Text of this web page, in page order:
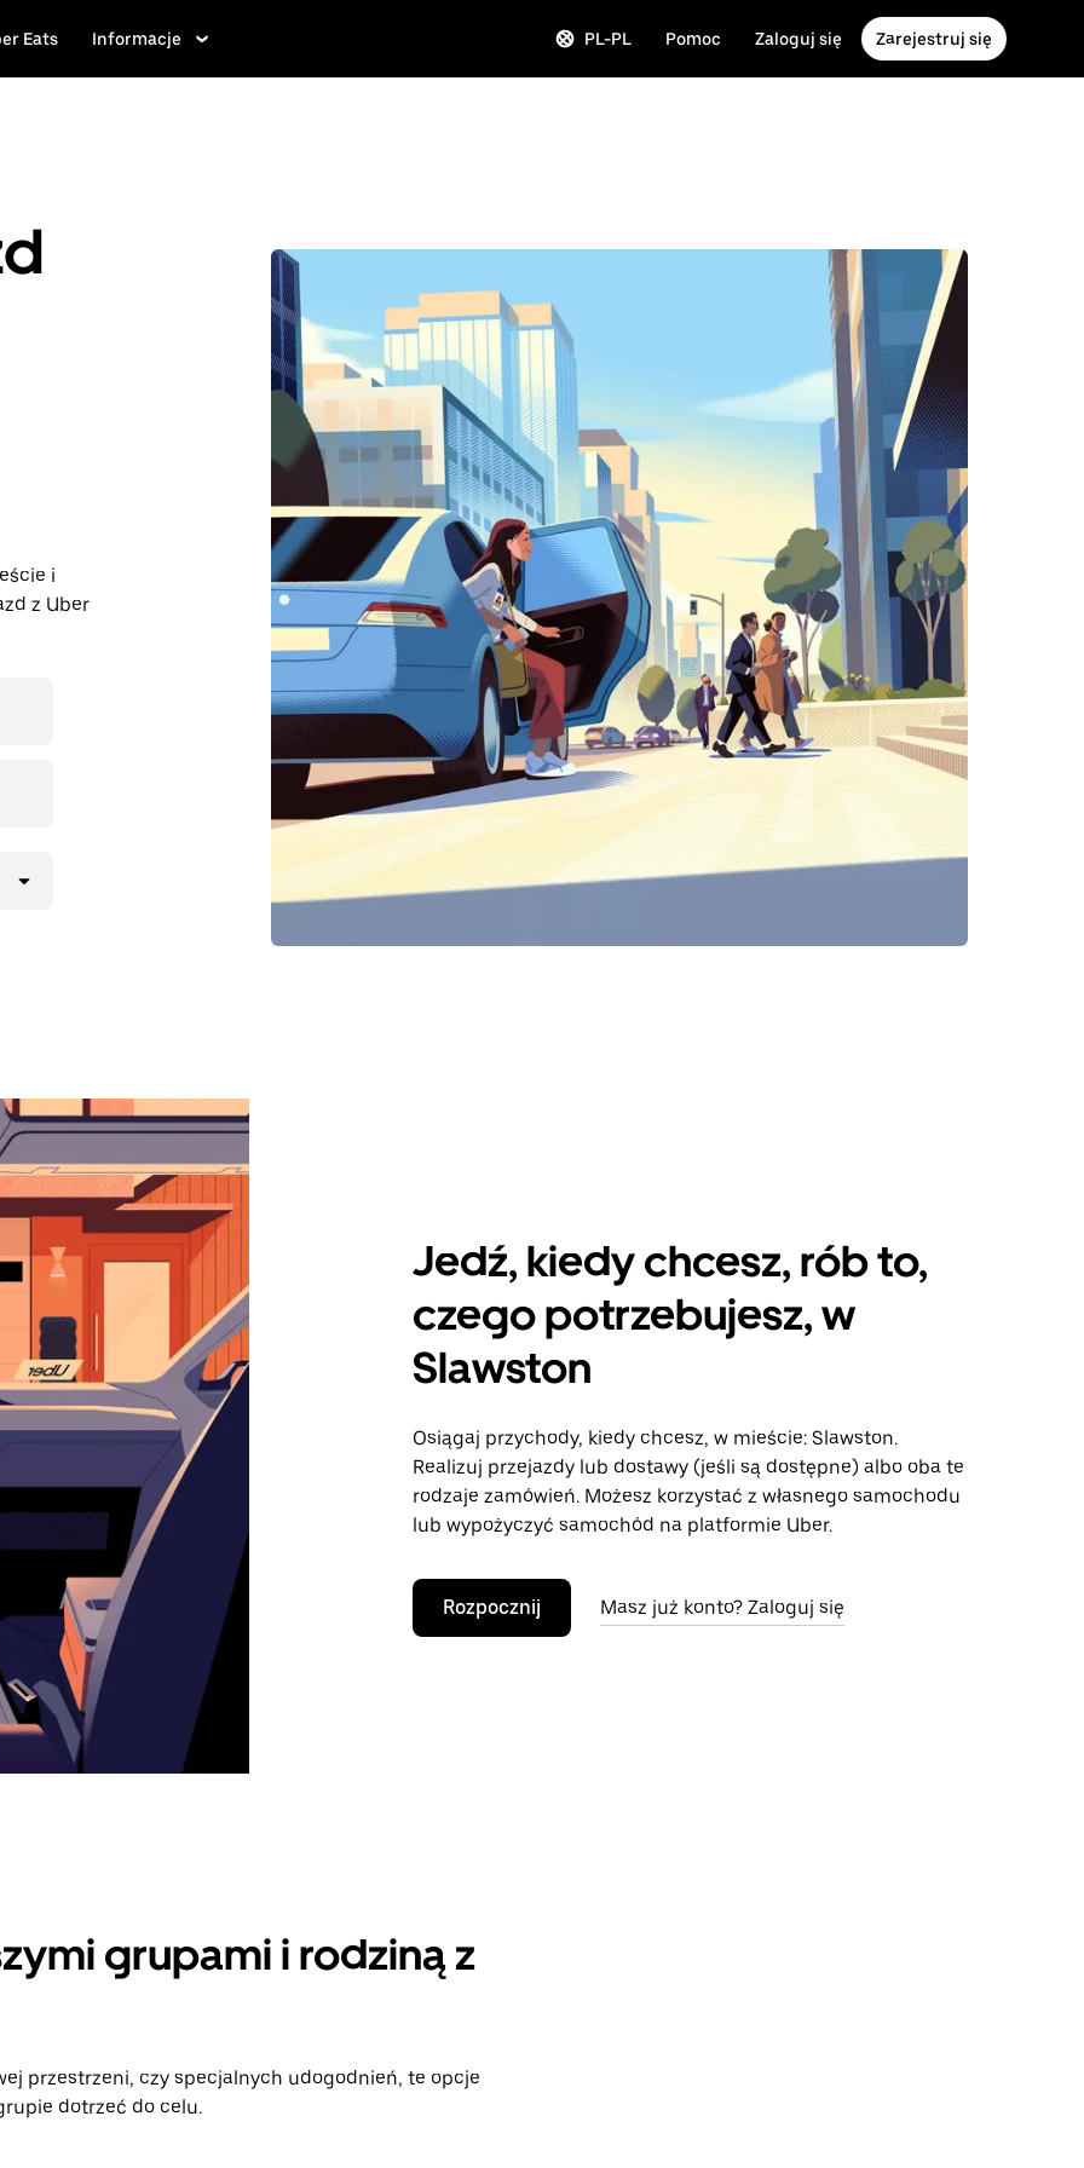
Eats Informacje PL-PL Pomoc Zaloguj się Zarejestruj się
i
z Uber
Jedź, kiedy chcesz, rób to,
czego potrzebujesz, w
Slawston
Osiągaj przychody, kiedy chcesz, w mieście: Slawston.
Realizuj przejazdy lub dostawy (jeśli są dostępne) albo oba te
rodzaje zamówień. Możesz korzystać z własnego samochodu
lub wypożyczyć samochód na platformie Uber.
Rozpocznij Masz już konto? Zaloguj się
grupami i rodziną z
przestrzeni, czy specjalnych udogodnień, te opcje
dotrzeć do celu.